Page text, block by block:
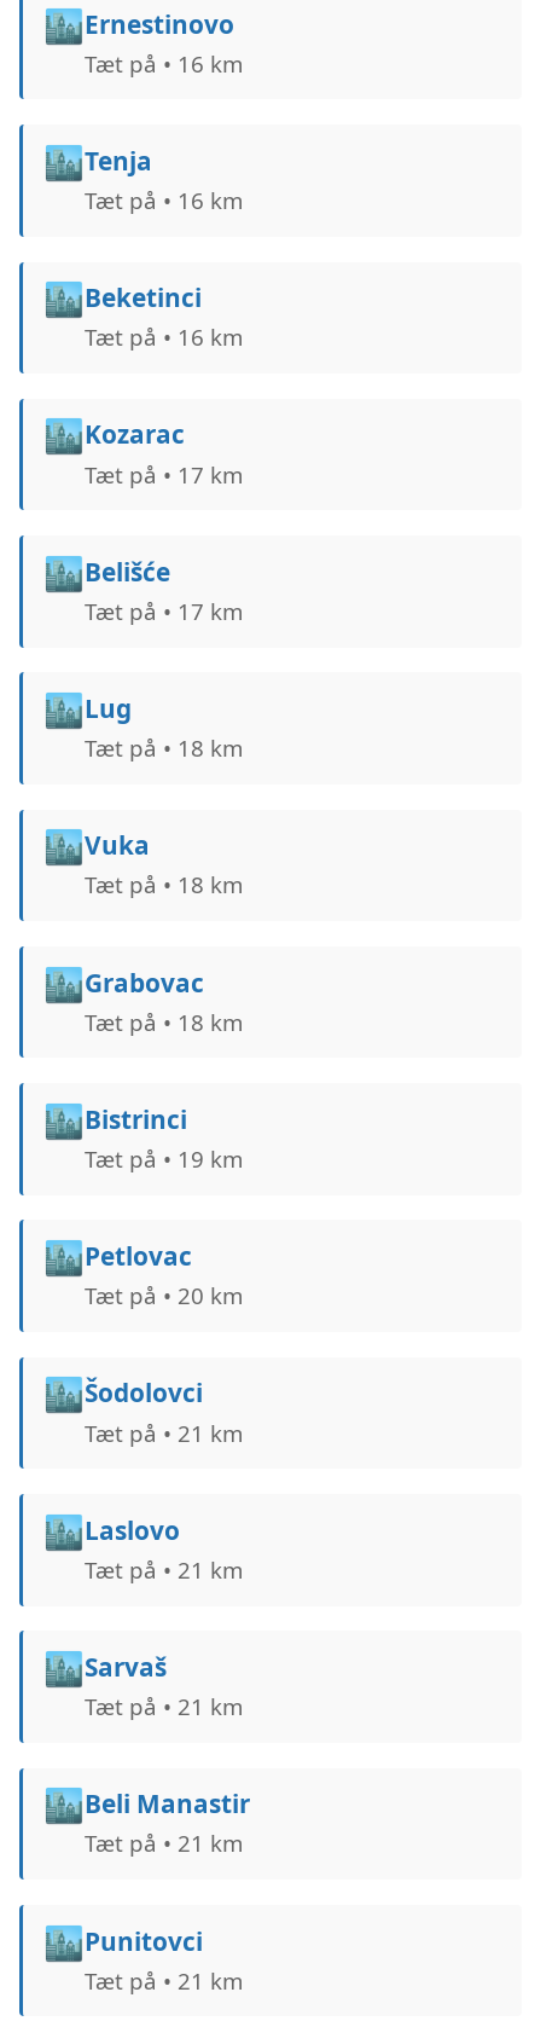
🏙️Ernestinovo
Tæt på • 16 km
🏙️Tenja
Tæt på • 16 km
🏙️Beketinci
Tæt på • 16 km
🏙️Kozarac
Tæt på • 17 km
🏙️Belišće
Tæt på • 17 km
🏙️Lug
Tæt på • 18 km
🏙️Vuka
Tæt på • 18 km
🏙️Grabovac
Tæt på • 18 km
🏙️Bistrinci
Tæt på • 19 km
🏙️Petlovac
Tæt på • 20 km
🏙️Šodolovci
Tæt på • 21 km
🏙️Laslovo
Tæt på • 21 km
🏙️Sarvaš
Tæt på • 21 km
🏙️Beli Manastir
Tæt på • 21 km
🏙️Punitovci
Tæt på • 21 km